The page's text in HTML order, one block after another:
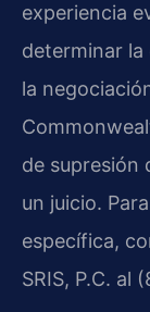
experiencia
determinar la
la
de supresión
un juicio.
específica,
SRIS, P.C. al